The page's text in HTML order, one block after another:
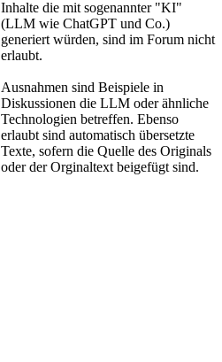
Inhalte die mit sogenannter "KI"
(LLM wie ChatGPT und Co.)
generiert würden, sind im Forum nicht
erlaubt.
Ausnahmen sind Beispiele in
Diskussionen die LLM oder ähnliche
Technologien betreffen. Ebenso
erlaubt sind automatisch übersetzte
Texte, sofern die Quelle des Originals
oder der Orginaltext beigefügt sind.